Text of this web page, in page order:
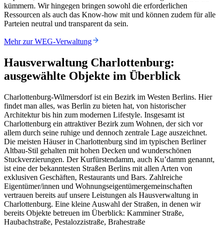
kümmern. Wir hingegen bringen sowohl die erforderlichen
Ressourcen als auch das Know-how mit und können zudem für alle
Parteien neutral und transparent da sein.
Mehr zur WEG-Verwaltung
Hausverwaltung Charlottenburg:
ausgewählte Objekte im Überblick
Charlottenburg-Wilmersdorf ist ein Bezirk im Westen Berlins. Hier
findet man alles, was Berlin zu bieten hat, von historischer
Architektur bis hin zum modernen Lifestyle. Insgesamt ist
Charlottenburg ein attraktiver Bezirk zum Wohnen, der sich vor
allem durch seine ruhige und dennoch zentrale Lage auszeichnet.
Die meisten Häuser in Charlottenburg sind im typischen Berliner
Altbau-Stil gehalten mit hohen Decken und wunderschönen
Stuckverzierungen. Der Kurfürstendamm, auch Ku’damm genannt,
ist eine der bekanntesten Straßen Berlins mit allen Arten von
exklusiven Geschäften, Restaurants und Bars. Zahlreiche
Eigentümer/innen und Wohnungseigentümergemeinschaften
vertrauen bereits auf unsere Leistungen als Hausverwaltung in
Charlottenburg. Eine kleine Auswahl der Straßen, in denen wir
bereits Objekte betreuen im Überblick: Kamminer Straße,
Haubachstraße, Pestalozzistraße, Brahestraße